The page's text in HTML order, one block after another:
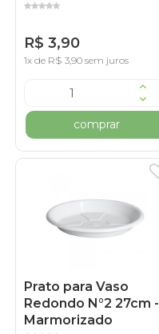
R$ 3,90
1x de R$ 3,90 sem juros
comprar
Prato para Vaso
Redondo N°2 27cm -
Marmorizado